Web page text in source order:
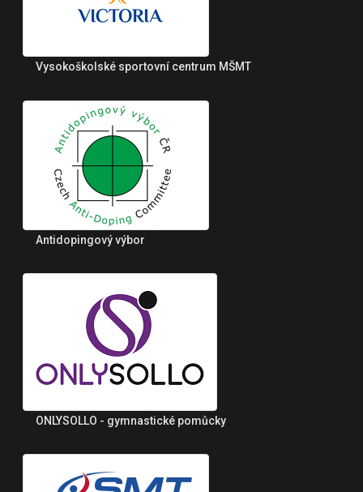
Vysokoškolské sportovní centrum MŠMT
Antidopingový výbor
ONLYSOLLO - gymnastické pomůcky